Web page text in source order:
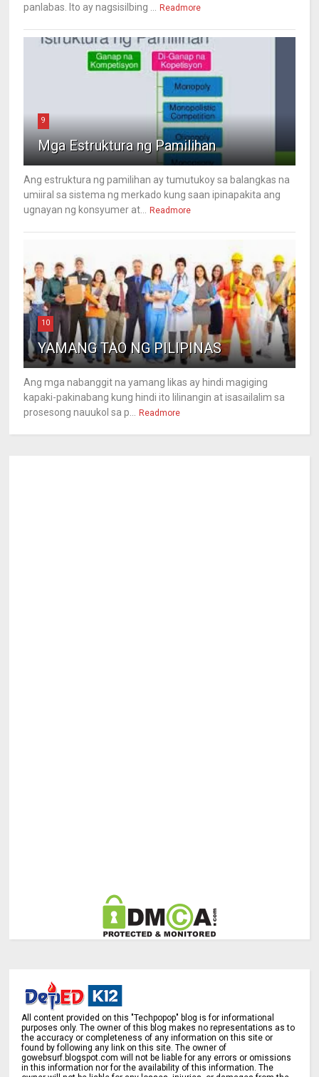
panlabas. Ito ay nagsisilbing ...
Readmore
9
Mga Estruktura ng Pamilihan
Ang estruktura ng pamilihan ay tumutukoy sa balangkas na
umiiral sa sistema ng merkado kung saan ipinapakita ang
ugnayan ng konsyumer at...
Readmore
10
YAMANG TAO NG PILIPINAS
Ang mga nabanggit na yamang likas ay hindi magiging
kapaki-pakinabang kung hindi ito lilinangin at isasailalim sa
prosesong nauukol sa p...
Readmore
All content provided on this "Techpopop" blog is for informational
purposes only. The owner of this blog makes no representations as to
the accuracy or completeness of any information on this site or
found by following any link on this site. The owner of
gowebsurf.blogspot.com will not be liable for any errors or omissions
in this information nor for the availability of this information. The